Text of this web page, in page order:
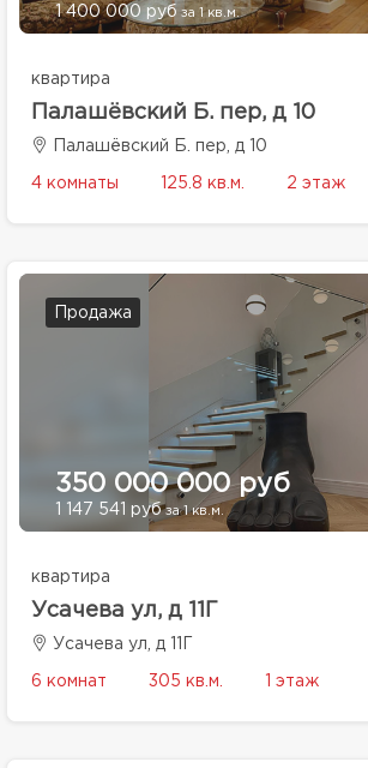
1 400 000 руб за 1 кв.м.
квартира
Палашёвский Б. пер, д 10
Палашёвский Б. пер, д 10
4 комнаты 125.8 кв.м. 2 этаж
Продажа
350 000 000 руб
1 147 541 рубза 1 кв.м.
квартира
Усачева ул, д 11Г
Усачева ул, д 11Г
6 комнат 305 кв.м. 1 этаж